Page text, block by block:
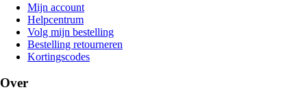
Mijn account
Helpcentrum
Volg mijn bestelling
Bestelling retourneren
Kortingscodes
Over